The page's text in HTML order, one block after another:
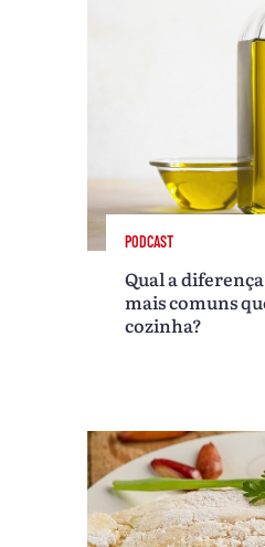
PODCAST
Qual a
mais comuns
cozinha?